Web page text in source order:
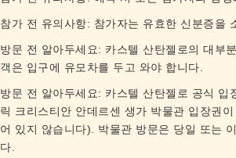
참가 전 유의사항: 참가자는 유효한 신분증을
방문 전 알아두세요: 카스텔 산탄젤로의 대부
객은 입구에 유모차를 두고 와야 합니다.
방문 전 알아두세요: 카스텔 산탄젤로 공식
릭 크리스티안 안데르센 생가 박물관 입장권
어 있지 않습니다). 박물관 방문은 당일 또는
다.